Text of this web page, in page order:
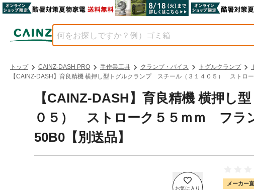
トップ CAINZ-DASH PRO 手作業工具 クランプ・バイス トグルクランプ
【CAINZ-DASH】育良精機 横押し型トグルクランプ スチール（３１４０５） スト
【CAINZ-DASH】育良精機 横押し
０５） ストローク５５ｍｍ フラ
50B0【別送品】
メーカー